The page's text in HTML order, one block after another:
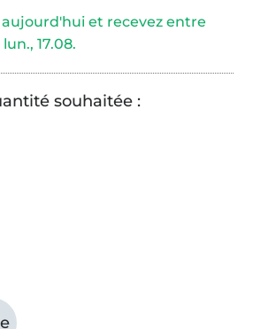
et recevez entre
17.08.
souhaitée :